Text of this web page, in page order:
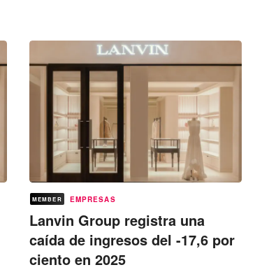
MEMBER EMPRESAS
Lanvin Group registra una
caída de ingresos del -17,6 por
ciento en 2025